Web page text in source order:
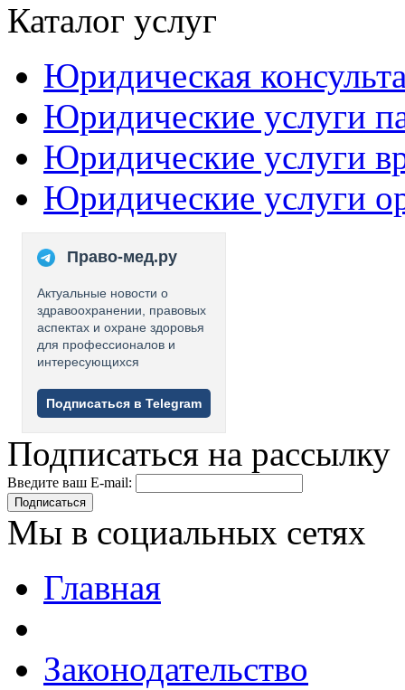
Каталог услуг
Юридическая
Юридические услуги
Юридические услуги
Юридические услуги
Право-мед.ру
Актуальные новости о
здравоохранении, правовых
аспектах и охране здоровья
для профессионалов и
интересующихся
Подписаться в Telegram
Подписаться на рассылку
Введите ваш E-mail:
Подписаться
Мы в социальных сетях
Главная
Законодательство